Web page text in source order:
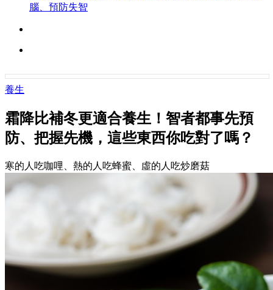
腦、預防失智
養生
霜降比補冬更適合養生！智者都事先預
防、把握先機，這些東西你吃對了嗎？
寒的人吃咖哩、熱的人吃蜂蜜、虛的人吃炒磨菇